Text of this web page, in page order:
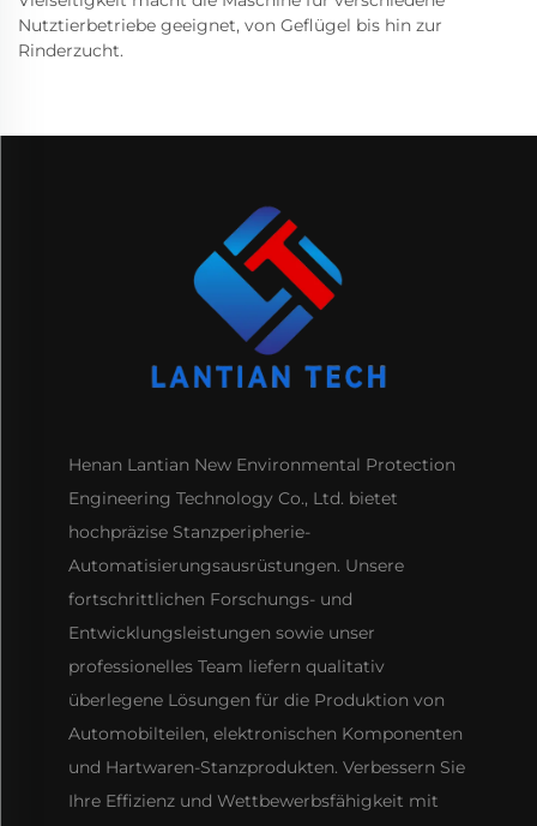
Nutztierbetriebe geeignet, von Geflügel bis hin zur
Rinderzucht.
Henan Lantian New Environmental Protection
Engineering Technology Co., Ltd. bietet
hochpräzise Stanzperipherie-
Automatisierungsausrüstungen. Unsere
fortschrittlichen Forschungs- und
Entwicklungsleistungen sowie unser
professionelles Team liefern qualitativ
überlegene Lösungen für die Produktion von
Automobilteilen, elektronischen Komponenten
und Hartwaren-Stanzprodukten. Verbessern Sie
Ihre Effizienz und Wettbewerbsfähigkeit mit